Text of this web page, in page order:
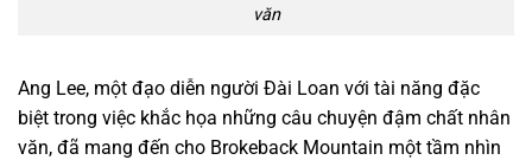
văn
Ang Lee, một đạo diễn người Đài Loan với tài năng đặc
biệt trong việc khắc họa những câu chuyện đậm chất nhân
văn, đã mang đến cho Brokeback Mountain một tầm nhìn